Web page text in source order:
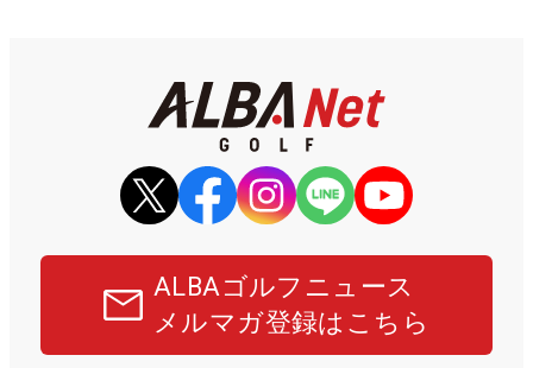
ALBAゴルフニュース
メルマガ登録はこちら